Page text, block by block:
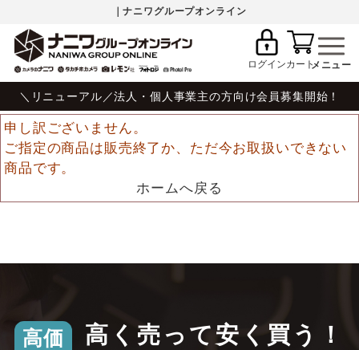
｜ナニワグループオンライン
ログインカート
＼リニューアル／法人・個人事業主の方向け会員募集開始！
申し訳ございません。
ご指定の商品は販売終了か、ただ今お取扱いできない
商品です。
ホームへ戻る
高価
高く売って安く買う！